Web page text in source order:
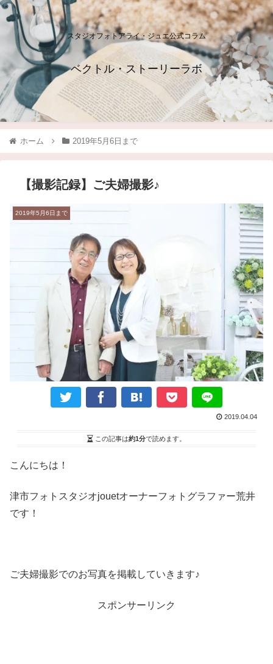
スタジオフォトアライ・ジュエ公式コラム
ベクトル・ストーリーラボ
ホーム 2019年5月6日まで
【撮影記録】ご夫婦撮影♪
2019年5月6日まで
2019.04.04
この記事は約1分で読めます。
こんにちは！
津市フォトスタジオjouetオーナーフォトグラファー荒井
です！
ご夫婦撮影でのお写真を掲載していきます♪
スポンサーリンク